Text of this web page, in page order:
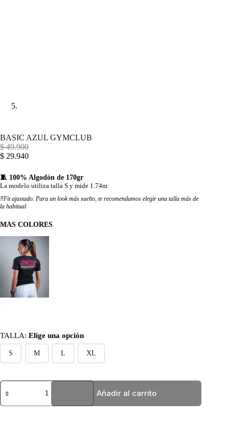
BASIC AZUL GYMCLUB
$49.900
$ 29.940
🧵 100% Algodón de 170gr
La modelo utiliza talla S y mide 1.74m
‼️Fit ajustado. Para un look más suelto, te recomendamos elegir una talla más de
la habitual
MÁS COLORES
TALLA: Elige una opción
S M L XL
BASIC
AZUL
Añadir al carrito